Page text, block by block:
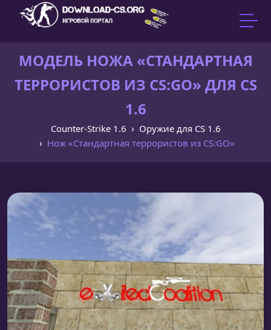
МОДЕЛЬ НОЖА «СТАНДАРТНАЯ
ТЕРРОРИСТОВ ИЗ CS:GO» ДЛЯ CS
1.6
Counter-Strike 1.6
Оружие для CS 1.6
Нож «Стандартная террористов из CS:GO»